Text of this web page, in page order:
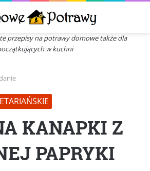
przepisy na potrawy domowe także dla
w kuchni
KANAPKI Z
PAPRYKI